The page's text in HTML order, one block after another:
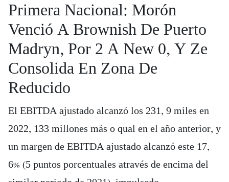
Primera Nacional: Morón
Venció A Brownish De Puerto
Madryn, Por 2 A New 0, Y Ze
Consolida En Zona De
Reducido
El EBITDA ajustado alcanzó los 231, 9 miles en
2022, 133 millones más o qual en el año anterior, y
un margen de EBITDA ajustado alcanzó este 17,
6% (5 puntos porcentuales através de encima del